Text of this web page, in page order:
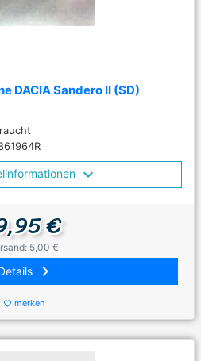
DACIA Sandero II (SD)
€
5,00 €
keyboard_arrow_right
favorite_border merken